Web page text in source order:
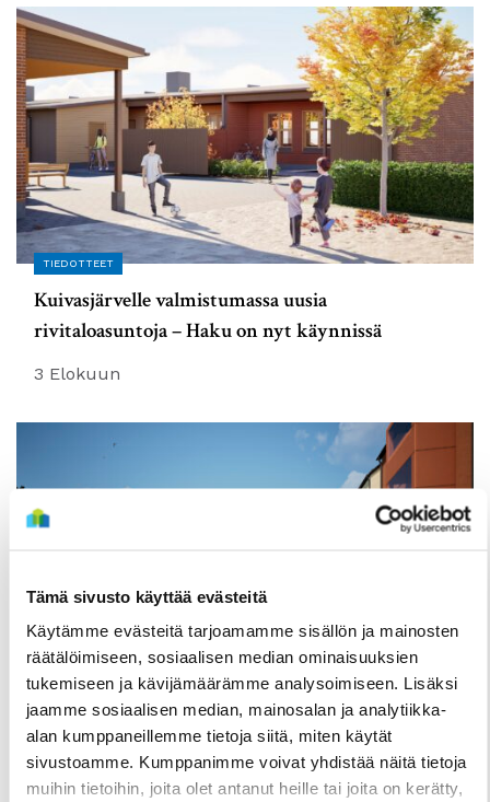
Tämä sivusto käyttää evästeitä
Käytämme evästeitä tarjoamamme sisällön ja mainosten
räätälöimiseen, sosiaalisen median ominaisuuksien
tukemiseen ja kävijämäärämme analysoimiseen. Lisäksi
jaamme sosiaalisen median, mainosalan ja analytiikka-
alan kumppaneillemme tietoja siitä, miten käytät
sivustoamme. Kumppanimme voivat yhdistää näitä tietoja
muihin tietoihin, joita olet antanut heille tai joita on kerätty,
TIEDOTTEET
Kuivasjärvelle valmistumassa uusia
rivitaloasuntoja – Haku on nyt käynnissä
3 Elokuun
TIEDOTTEET
Useita uudis- ja peruskorjauskohteita
valmistumassa loppuvuonna, hakuajat alkavat
elokuussa